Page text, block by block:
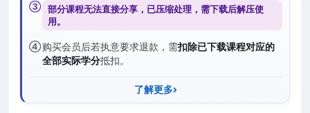
③ 部分课程无法直接分享，已压缩处理，需下载后解压使
用。
④购买会员后若执意要求退款，需扣除已下载课程对应的
全部实际学分抵扣。
了解更多